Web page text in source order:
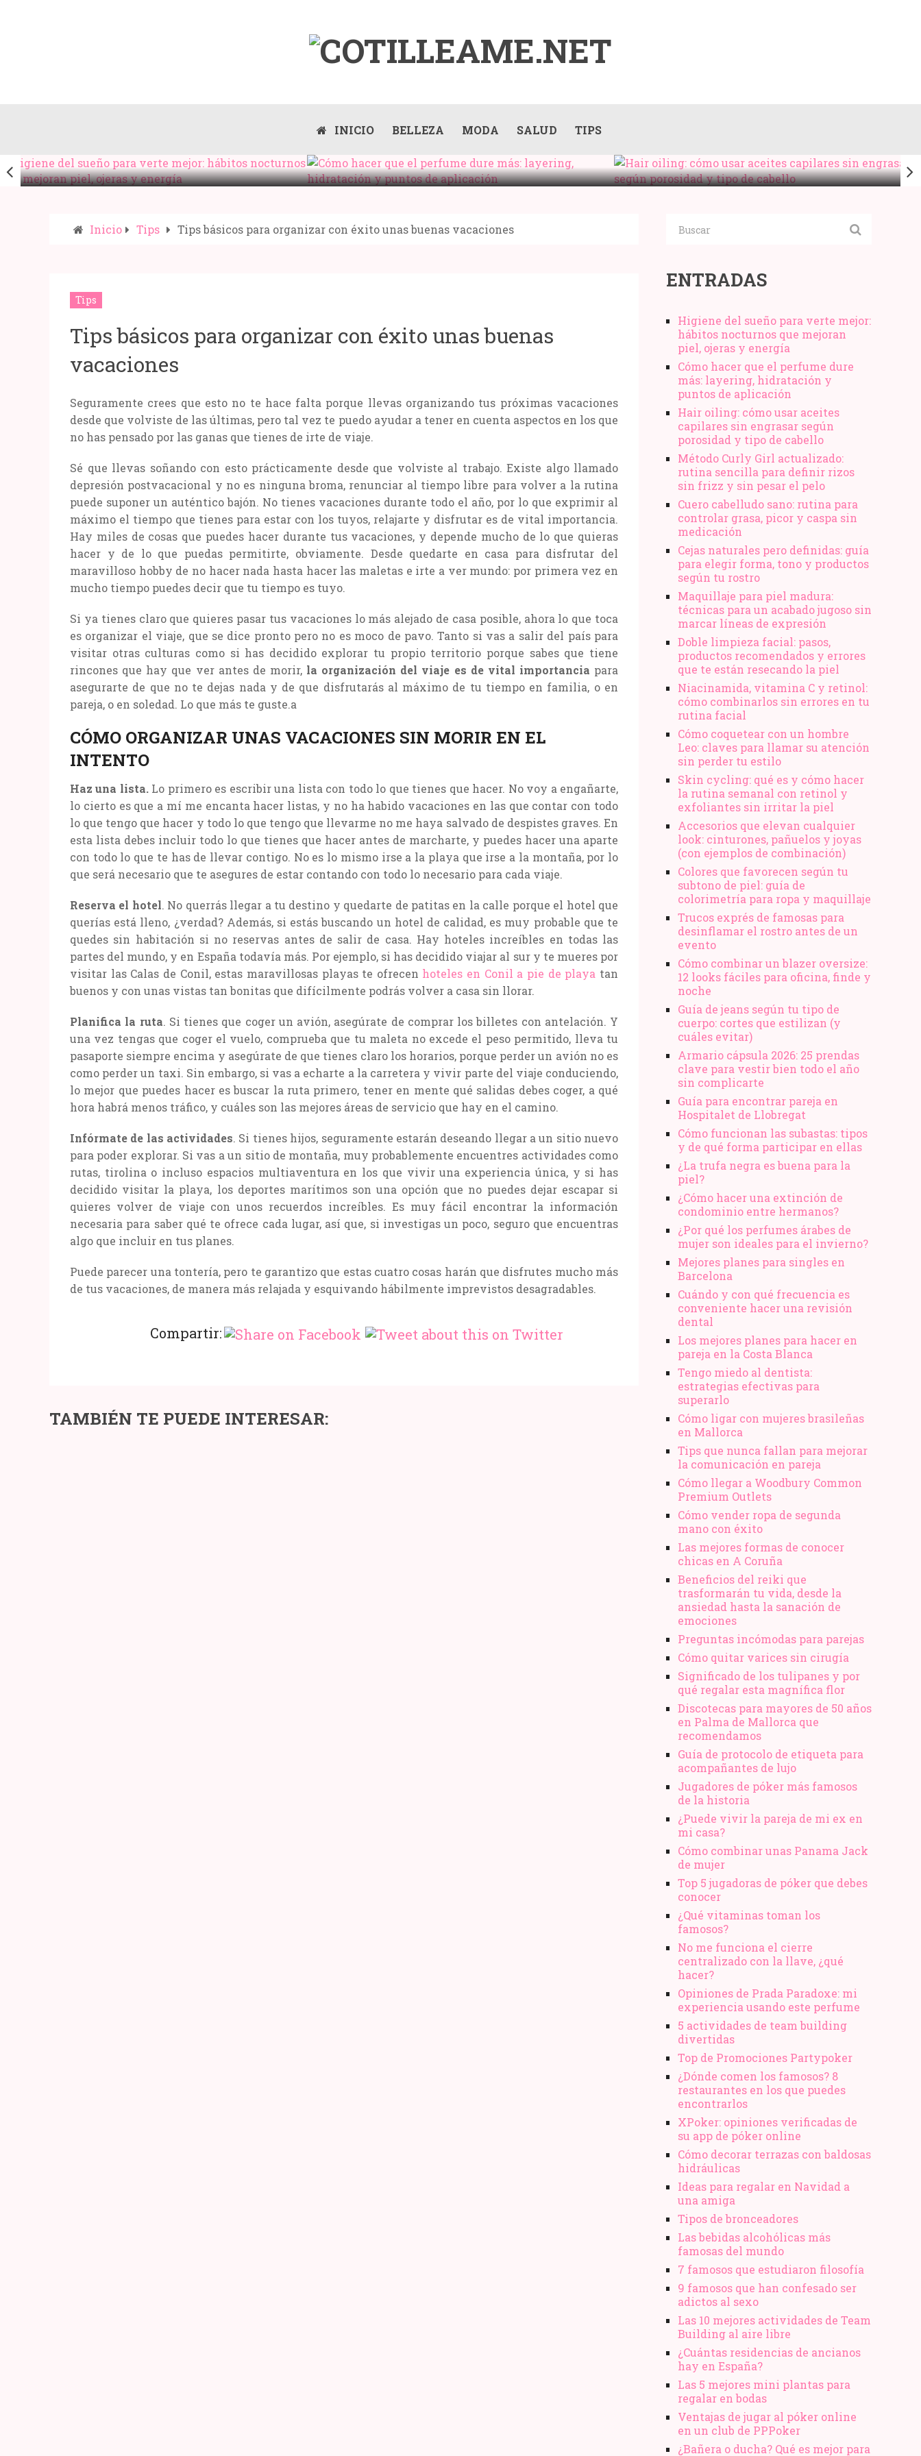
INICIO BELLEZA MODA SALUD TIPS
HÁBITOS NOCTURNOS QUE MEJORAN PIEL,
OJERAS Y ENERGÍA
LAYERING, HIDRATACIÓN Y PUNTOS DE
APLICACIÓN
CAPILARES SIN ENGRASAR SEGÚN
POROSIDAD Y TIPO DE CABELLO
Inicio Tips Tips básicos para organizar con éxito unas buenas vacaciones
Tips
Tips básicos para organizar con éxito unas buenas
vacaciones
Seguramente crees que esto no te hace falta porque llevas organizando tus próximas vacaciones
desde que volviste de las últimas, pero tal vez te puedo ayudar a tener en cuenta aspectos en los que
no has pensado por las ganas que tienes de irte de viaje.
Sé que llevas soñando con esto prácticamente desde que volviste al trabajo. Existe algo llamado
depresión postvacacional y no es ninguna broma, renunciar al tiempo libre para volver a la rutina
puede suponer un auténtico bajón. No tienes vacaciones durante todo el año, por lo que exprimir al
máximo el tiempo que tienes para estar con los tuyos, relajarte y disfrutar es de vital importancia.
Hay miles de cosas que puedes hacer durante tus vacaciones, y depende mucho de lo que quieras
hacer y de lo que puedas permitirte, obviamente. Desde quedarte en casa para disfrutar del
maravilloso hobby de no hacer nada hasta hacer las maletas e irte a ver mundo: por primera vez en
mucho tiempo puedes decir que tu tiempo es tuyo.
Si ya tienes claro que quieres pasar tus vacaciones lo más alejado de casa posible, ahora lo que toca
es organizar el viaje, que se dice pronto pero no es moco de pavo. Tanto si vas a salir del país para
visitar otras culturas como si has decidido explorar tu propio territorio porque sabes que tiene
rincones que hay que ver antes de morir, la organización del viaje es de vital importancia para
asegurarte de que no te dejas nada y de que disfrutarás al máximo de tu tiempo en familia, o en
pareja, o en soledad. Lo que más te guste.a
CÓMO ORGANIZAR UNAS VACACIONES SIN MORIR EN EL
INTENTO
Haz una lista. Lo primero es escribir una lista con todo lo que tienes que hacer. No voy a engañarte,
lo cierto es que a mí me encanta hacer listas, y no ha habido vacaciones en las que contar con todo
lo que tengo que hacer y todo lo que tengo que llevarme no me haya salvado de despistes graves. En
esta lista debes incluir todo lo que tienes que hacer antes de marcharte, y puedes hacer una aparte
con todo lo que te has de llevar contigo. No es lo mismo irse a la playa que irse a la montaña, por lo
que será necesario que te asegures de estar contando con todo lo necesario para cada viaje.
Reserva el hotel. No querrás llegar a tu destino y quedarte de patitas en la calle porque el hotel que
querías está lleno, ¿verdad? Además, si estás buscando un hotel de calidad, es muy probable que te
quedes sin habitación si no reservas antes de salir de casa. Hay hoteles increíbles en todas las
partes del mundo, y en España todavía más. Por ejemplo, si has decidido viajar al sur y te mueres por
visitar las Calas de Conil, estas maravillosas playas te ofrecen hoteles en Conil a pie de playa tan
buenos y con unas vistas tan bonitas que difícilmente podrás volver a casa sin llorar.
Planifica la ruta. Si tienes que coger un avión, asegúrate de comprar los billetes con antelación. Y
una vez tengas que coger el vuelo, comprueba que tu maleta no excede el peso permitido, lleva tu
pasaporte siempre encima y asegúrate de que tienes claro los horarios, porque perder un avión no es
como perder un taxi. Sin embargo, si vas a echarte a la carretera y vivir parte del viaje conduciendo,
lo mejor que puedes hacer es buscar la ruta primero, tener en mente qué salidas debes coger, a qué
hora habrá menos tráfico, y cuáles son las mejores áreas de servicio que hay en el camino.
Infórmate de las actividades. Si tienes hijos, seguramente estarán deseando llegar a un sitio nuevo
para poder explorar. Si vas a un sitio de montaña, muy probablemente encuentres actividades como
rutas, tirolina o incluso espacios multiaventura en los que vivir una experiencia única, y si has
decidido visitar la playa, los deportes marítimos son una opción que no puedes dejar escapar si
quieres volver de viaje con unos recuerdos increíbles. Es muy fácil encontrar la información
necesaria para saber qué te ofrece cada lugar, así que, si investigas un poco, seguro que encuentras
algo que incluir en tus planes.
Puede parecer una tontería, pero te garantizo que estas cuatro cosas harán que disfrutes mucho más
de tus vacaciones, de manera más relajada y esquivando hábilmente imprevistos desagradables.
Compartir:
TAMBIÉN TE PUEDE INTERESAR:
APUESTAS
PARA
5
BEBIDAS
ENTRADAS
Higiene del sueño para verte mejor:
hábitos nocturnos que mejoran
piel, ojeras y energía
Cómo hacer que el perfume dure
más: layering, hidratación y
puntos de aplicación
Hair oiling: cómo usar aceites
capilares sin engrasar según
porosidad y tipo de cabello
Método Curly Girl actualizado:
rutina sencilla para definir rizos
sin frizz y sin pesar el pelo
Cuero cabelludo sano: rutina para
controlar grasa, picor y caspa sin
medicación
Cejas naturales pero definidas: guía
para elegir forma, tono y productos
según tu rostro
Maquillaje para piel madura:
técnicas para un acabado jugoso sin
marcar líneas de expresión
Doble limpieza facial: pasos,
productos recomendados y errores
que te están resecando la piel
Niacinamida, vitamina C y retinol:
cómo combinarlos sin errores en tu
rutina facial
Cómo coquetear con un hombre
Leo: claves para llamar su atención
sin perder tu estilo
Skin cycling: qué es y cómo hacer
la rutina semanal con retinol y
exfoliantes sin irritar la piel
Accesorios que elevan cualquier
look: cinturones, pañuelos y joyas
(con ejemplos de combinación)
Colores que favorecen según tu
subtono de piel: guía de
colorimetría para ropa y maquillaje
Trucos exprés de famosas para
desinflamar el rostro antes de un
evento
Cómo combinar un blazer oversize:
12 looks fáciles para oficina, finde y
noche
Guía de jeans según tu tipo de
cuerpo: cortes que estilizan (y
cuáles evitar)
Armario cápsula 2026: 25 prendas
clave para vestir bien todo el año
sin complicarte
Guía para encontrar pareja en
Hospitalet de Llobregat
Cómo funcionan las subastas: tipos
y de qué forma participar en ellas
¿La trufa negra es buena para la
piel?
¿Cómo hacer una extinción de
condominio entre hermanos?
¿Por qué los perfumes árabes de
mujer son ideales para el invierno?
Mejores planes para singles en
Barcelona
Cuándo y con qué frecuencia es
conveniente hacer una revisión
dental
Los mejores planes para hacer en
pareja en la Costa Blanca
Tengo miedo al dentista:
estrategias efectivas para
superarlo
Cómo ligar con mujeres brasileñas
en Mallorca
Tips que nunca fallan para mejorar
la comunicación en pareja
Cómo llegar a Woodbury Common
Premium Outlets
Cómo vender ropa de segunda
mano​ con éxito
Las mejores formas de conocer
chicas en A Coruña
Beneficios del reiki que
trasformarán tu vida, desde la
ansiedad hasta la sanación de
emociones
Preguntas incómodas para parejas
Cómo quitar varices sin cirugía
Significado de los tulipanes y por
qué regalar esta magnífica flor
Discotecas para mayores de 50 años
en Palma de Mallorca que
recomendamos
Guía de protocolo de etiqueta para
acompañantes de lujo
Jugadores de póker más famosos
de la historia
¿Puede vivir la pareja de mi ex en
mi casa?
Cómo combinar unas Panama Jack
de mujer
Top 5 jugadoras de póker que debes
conocer
¿Qué vitaminas toman los
famosos?
No me funciona el cierre
centralizado con la llave, ¿qué
hacer?
Opiniones de Prada Paradoxe: mi
experiencia usando este perfume
5 actividades de team building
divertidas
Top de Promociones Partypoker
¿Dónde comen los famosos? 8
restaurantes en los que puedes
encontrarlos
XPoker: opiniones verificadas de
su app de póker online
Cómo decorar terrazas con baldosas
hidráulicas
Ideas para regalar en Navidad a
una amiga
Tipos de bronceadores
Las bebidas alcohólicas más
famosas del mundo
7 famosos que estudiaron filosofía
9 famosos que han confesado ser
adictos al sexo
Las 10 mejores actividades de Team
Building al aire libre
¿Cuántas residencias de ancianos
hay en España?
Las 5 mejores mini plantas para
regalar en bodas
Ventajas de jugar al póker online
en un club de PPPoker
¿Bañera o ducha? Qué es mejor para